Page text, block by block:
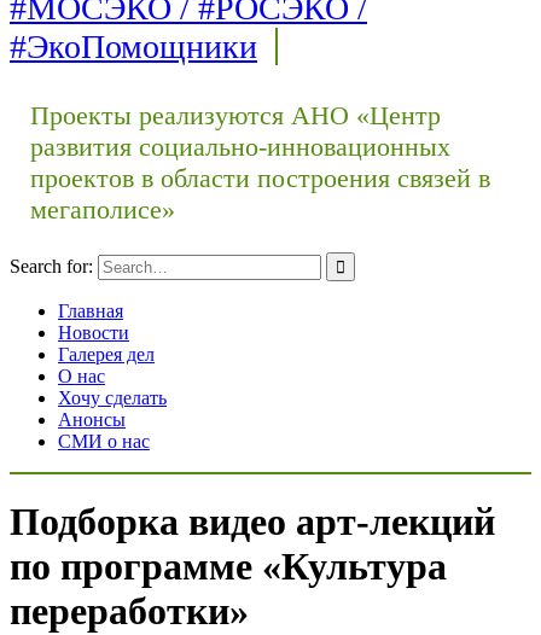
#МОСЭКО / #РОСЭКО /
#ЭкоПомощники
Проекты реализуются АНО «Центр
развития социально-инновационных
проектов в области построения связей в
мегаполисе»
Search for:
Главная
Новости
Галерея дел
О нас
Хочу сделать
Анонсы
СМИ о нас
Подборка видео арт-лекций
по программе «Культура
переработки»